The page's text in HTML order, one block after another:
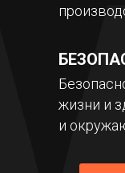
жизни и
и